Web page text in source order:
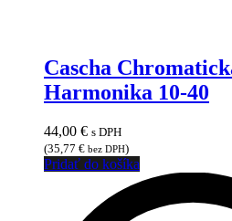
Cascha
Harmonika 10-40
44,00 € s DPH
(35,77 € bez DPH)
Pridať do košíka